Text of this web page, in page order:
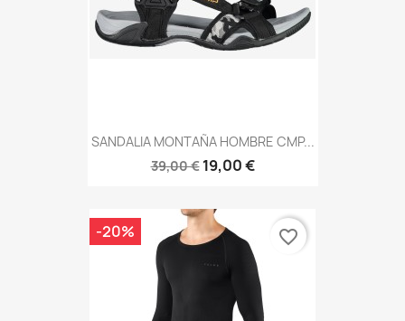
SANDALIA MONTAÑA HOMBRE CMP...
39,00 € 19,00 €
-20% favorite_border